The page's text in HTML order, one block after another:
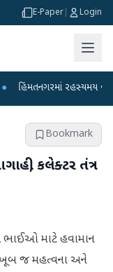
E-Paper Login
રહસ્યમય વાયરસ કે
Bookmark
કલેક્ટર તંત્ર
ભાઈઓ માટે હવામાન
ખૂબ જ મહત્વના અને